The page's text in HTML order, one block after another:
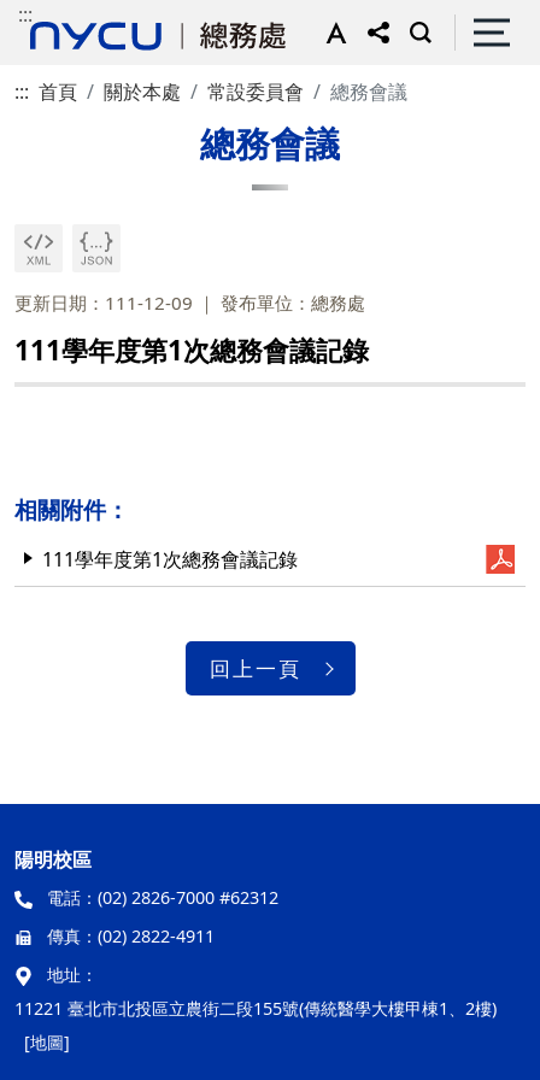
:::
::: 首頁 關於本處 常設委員會 總務會議
總務會議
更新日期：111-12-09 發布單位：總務處
111學年度第1次總務會議記錄
相關附件：
111學年度第1次總務會議記錄
回上一頁
陽明校區
電話： (02) 2826-7000 #62312
傳真： (02) 2822-4911
地址：
11221 臺北市北投區立農街二段155號(傳統醫學大樓甲棟1、2樓)
[地圖]